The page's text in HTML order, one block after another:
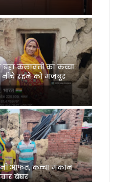
ढहा कलावती का कच्चा
रहने को मजबूर
आफत, कच्चा मकान
बेघर